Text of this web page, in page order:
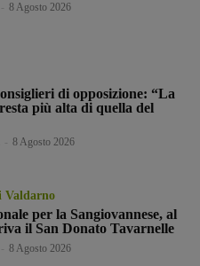
8 Agosto 2026
di opposizione: “La
più alta di quella del
8 Agosto 2026
Valdarno
per la Sangiovannese, al
il San Donato Tavarnelle
8 Agosto 2026